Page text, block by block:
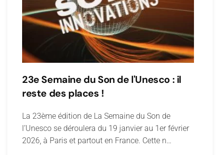
23e Semaine du Son de l'Unesco : il
reste des places !
La 23ème édition de La Semaine du Son de
l’Unesco se déroulera du 19 janvier au 1er février
2026, à Paris et partout en France. Cette n…